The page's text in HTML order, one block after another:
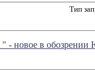
Тип
" - новое в